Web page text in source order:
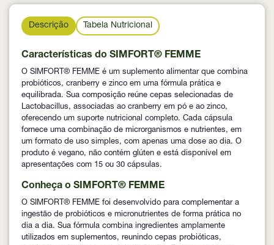
Descrição Tabela Nutricional
Características do SIMFORT® FEMME
O SIMFORT® FEMME é um suplemento alimentar que combina
probióticos, cranberry e zinco em uma fórmula prática e
equilibrada. Sua composição reúne cepas selecionadas de
Lactobacillus, associadas ao cranberry em pó e ao zinco,
oferecendo um suporte nutricional completo. Cada cápsula
fornece uma combinação de microrganismos e nutrientes, em
um formato de uso simples, com apenas uma dose ao dia. O
produto é vegano, não contém glúten e está disponível em
apresentações com 15 ou 30 cápsulas.
Conheça o SIMFORT® FEMME
O SIMFORT® FEMME foi desenvolvido para complementar a
ingestão de probióticos e micronutrientes de forma prática no
dia a dia. Sua fórmula combina ingredientes amplamente
utilizados em suplementos, reunindo cepas probióticas,